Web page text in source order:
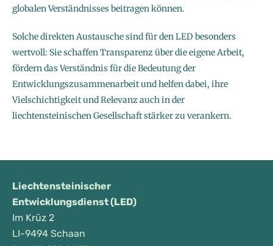
globalen Verständnisses beitragen können.
Solche direkten Austausche sind für den LED besonders
wertvoll: Sie schaffen Transparenz über die eigene Arbeit,
fördern das Verständnis für die Bedeutung der
Entwicklungszusammenarbeit und helfen dabei, ihre
Vielschichtigkeit und Relevanz auch in der
liechtensteinischen Gesellschaft stärker zu verankern.
Liechtensteinischer
Entwicklungsdienst (LED)
Im Krüz 2
LI-9494 Schaan